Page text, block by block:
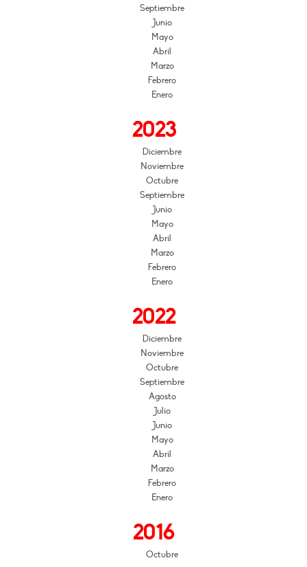
Septiembre
Junio
Mayo
Abril
Marzo
Febrero
Enero
2023
Diciembre
Noviembre
Octubre
Septiembre
Junio
Mayo
Abril
Marzo
Febrero
Enero
2022
Diciembre
Noviembre
Octubre
Septiembre
Agosto
Julio
Junio
Mayo
Abril
Marzo
Febrero
Enero
2016
Octubre